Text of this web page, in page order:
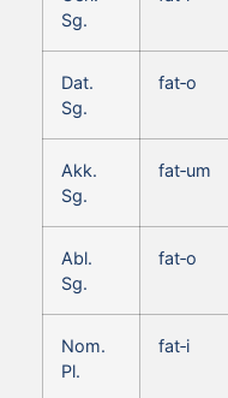
Sg.
Dat.
Sg.
fat‑o
Akk.
Sg.
fat‑um
Abl.
Sg.
fat‑o
Nom.
Pl.
fat‑i